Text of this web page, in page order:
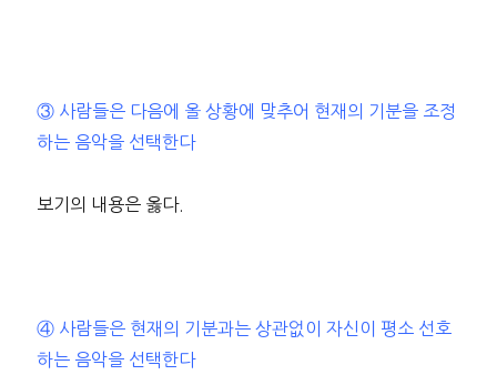
③ 사람들은 다음에 올 상황에 맞추어 현재의 기분을 조정
하는 음악을 선택한다
보기의 내용은 옳다.
④ 사람들은 현재의 기분과는 상관없이 자신이 평소 선호
하는 음악을 선택한다